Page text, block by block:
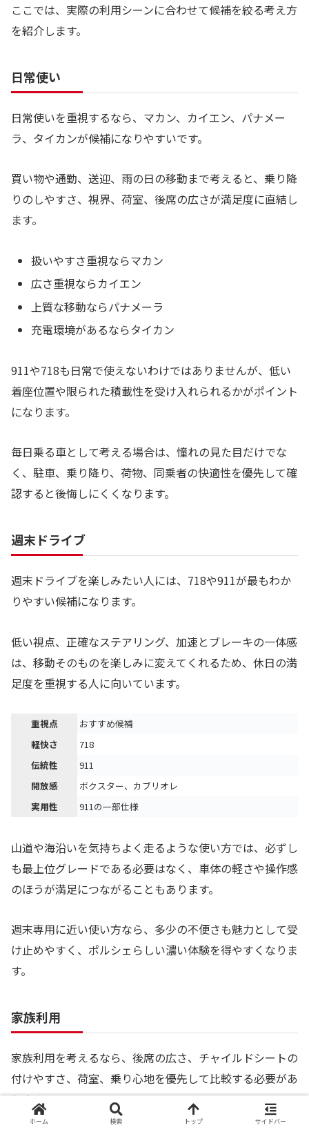
ここでは、実際の利用シーンに合わせて候補を絞る考え方
を紹介します。
日常使い
日常使いを重視するなら、マカン、カイエン、パナメー
ラ、タイカンが候補になりやすいです。
買い物や通勤、送迎、雨の日の移動まで考えると、乗り降
りのしやすさ、視界、荷室、後席の広さが満足度に直結し
ます。
扱いやすさ重視ならマカン
広さ重視ならカイエン
上質な移動ならパナメーラ
充電環境があるならタイカン
911や718も日常で使えないわけではありませんが、低い
着座位置や限られた積載性を受け入れられるかがポイント
になります。
毎日乗る車として考える場合は、憧れの見た目だけでな
く、駐車、乗り降り、荷物、同乗者の快適性を優先して確
認すると後悔しにくくなります。
週末ドライブ
週末ドライブを楽しみたい人には、718や911が最もわか
りやすい候補になります。
低い視点、正確なステアリング、加速とブレーキの一体感
は、移動そのものを楽しみに変えてくれるため、休日の満
足度を重視する人に向いています。
重視点
おすすめ候補
軽快さ
718
伝統性
911
開放感
ボクスター、カブリオレ
実用性
911の一部仕様
山道や海沿いを気持ちよく走るような使い方では、必ずし
も最上位グレードである必要はなく、車体の軽さや操作感
のほうが満足につながることもあります。
週末専用に近い使い方なら、多少の不便さも魅力として受
け止めやすく、ポルシェらしい濃い体験を得やすくなりま
す。
家族利用
家族利用を考えるなら、後席の広さ、チャイルドシートの
付けやすさ、荷室、乗り心地を優先して比較する必要があ
ります。
ホーム 検索 トップ サイドバー